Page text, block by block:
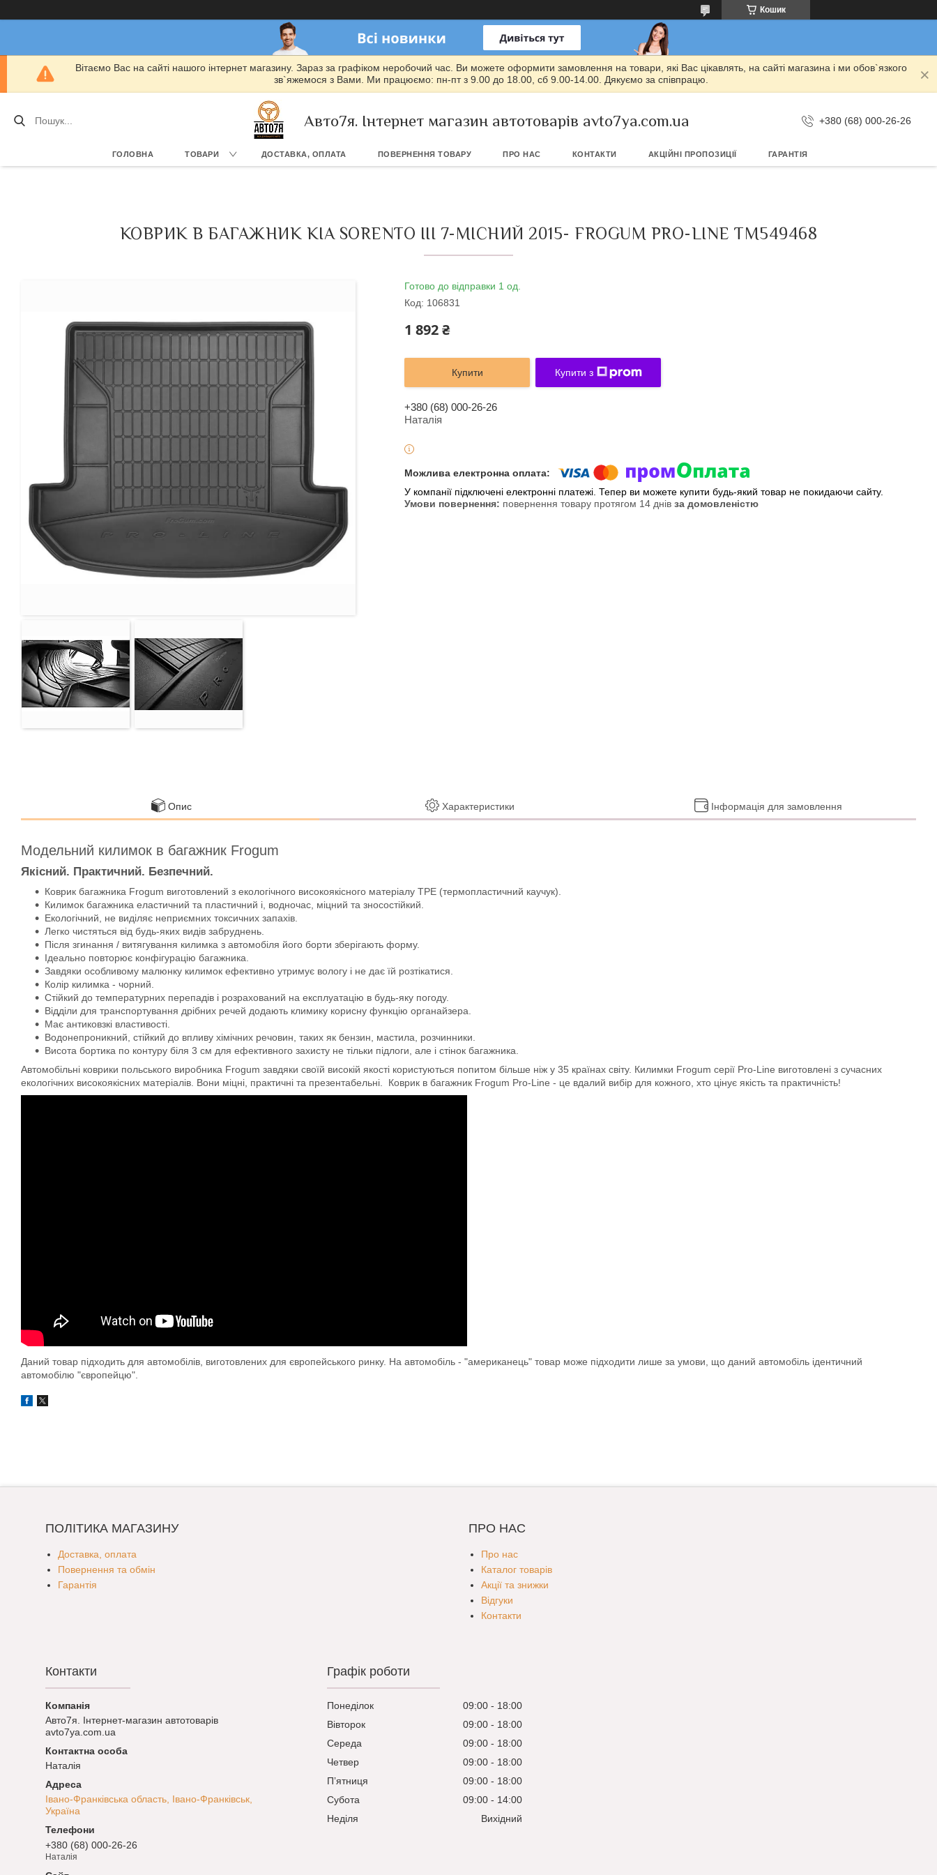
Кошик
Вітаємо Вас на сайті нашого інтернет магазину. Зараз за графіком неробочий час. Ви можете оформити замовлення на товари, які Вас цікавлять, на сайті магазина і ми обов`язкого
зв`яжемося з Вами. Ми працюємо: пн-пт з 9.00 до 18.00, сб 9.00-14.00. Дякуємо за співпрацю.
Авто7я. Інтернет магазин автотоварів avto7ya.com.ua +380 (68) 000-26-26
ГОЛОВНА ТОВАРИ ДОСТАВКА, ОПЛАТА ПОВЕРНЕННЯ ТОВАРУ ПРО НАС КОНТАКТИ АКЦІЙНІ ПРОПОЗИЦІЇ ГАРАНТІЯ
КОВРИК В БАГАЖНИК KIA SORENTO III 7-МІСНИЙ 2015- FROGUM PRO-LINE TM549468
Готово до відправки 1 од.
Код: 106831
1 892 ₴
Купити Купити з
+380 (68) 000-26-26
Наталія
У компанії підключені електронні платежі. Тепер ви можете купити будь-який товар не покидаючи сайту.
повернення товару протягом 14 днів за домовленістю
Опис Характеристики Інформація для замовлення
Модельний килимок в багажник Frogum
Якісний. Практичний. Безпечний.
Коврик багажника Frogum виготовлений з екологічного високоякісного матеріалу TPE (термопластичний каучук).
Килимок багажника еластичний та пластичний і, водночас, міцний та зносостійкий.
Екологічний, не виділяє неприємних токсичних запахів.
Легко чистяться від будь-яких видів забруднень.
Після згинання / витягування килимка з автомобіля його борти зберігають форму.
Ідеально повторює конфігурацію багажника.
Завдяки особливому малюнку килимок ефективно утримує вологу і не дає їй розтікатися.
Колір килимка - чорний.
Стійкий до температурних перепадів і розрахований на експлуатацію в будь-яку погоду.
Відділи для транспортування дрібних речей додають климику корисну функцію органайзера.
Має антиковзкі властивості.
Водонепроникний, стійкий до впливу хімічних речовин, таких як бензин, мастила, розчинники.
Висота бортика по контуру біля 3 см для ефективного захисту не тільки підлоги, але і стінок багажника.
Автомобільні коврики польського виробника Frogum завдяки своїй високій якості користуються попитом більше ніж у 35 країнах світу. Килимки Frogum серії Pro-Line виготовлені з сучасних
екологічних високоякісних матеріалів. Вони міцні, практичні та презентабельні. Коврик в багажник Frogum Pro-Line - це вдалий вибір для кожного, хто цінує якість та практичність!
Даний товар підходить для автомобілів, виготовлених для європейського ринку. На автомобіль - "американець" товар може підходити лише за умови, що даний автомобіль ідентичний
автомобілю "європейцю".
ПОЛІТИКА МАГАЗИНУ
Доставка, оплата
Повернення та обмін
Гарантія
ПРО НАС
Про нас
Каталог товарів
Акції та знижки
Відгуки
Контакти
Контакти
Авто7я. Інтернет-магазин автотоварів
avto7ya.com.ua
Наталія
Івано-Франківська область, Івано-Франківськ,
Україна
+380 (68) 000-26-26
Наталія
Графік роботи
Понеділок 09:00
18:00
Вівторок
09:00
18:00
Середа
09:00
18:00
Четвер
09:00
18:00
Пʼятниця
09:00
18:00
Субота
09:00
14:00
Неділя
Вихідний